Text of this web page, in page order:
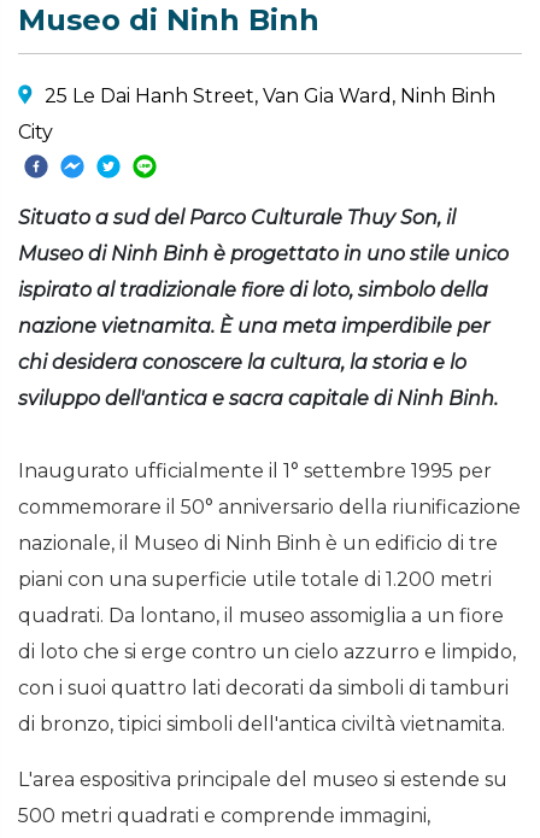
Museo di Ninh Binh
25 Le Dai Hanh Street, Van Gia Ward, Ninh Binh
City
Situato a sud del Parco Culturale Thuy Son, il
Museo di Ninh Binh è progettato in uno stile unico
ispirato al tradizionale fiore di loto, simbolo della
nazione vietnamita. È una meta imperdibile per
chi desidera conoscere la cultura, la storia e lo
sviluppo dell'antica e sacra capitale di Ninh Binh.
Inaugurato ufficialmente il 1° settembre 1995 per
commemorare il 50° anniversario della riunificazione
nazionale, il Museo di Ninh Binh è un edificio di tre
piani con una superficie utile totale di 1.200 metri
quadrati. Da lontano, il museo assomiglia a un fiore
di loto che si erge contro un cielo azzurro e limpido,
con i suoi quattro lati decorati da simboli di tamburi
di bronzo, tipici simboli dell'antica civiltà vietnamita.
L'area espositiva principale del museo si estende su
500 metri quadrati e comprende immagini,